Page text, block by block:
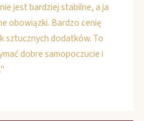
jest bardziej stabilne, a ja
obowiązki. Bardzo cenię
sztucznych dodatków. To
dobre samopoczucie i